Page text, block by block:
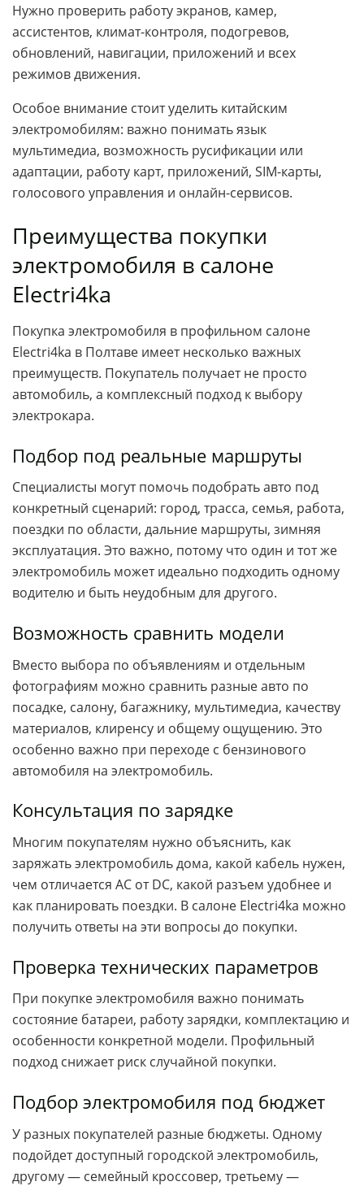
Нужно проверить работу экранов, камер,
ассистентов, климат-контроля, подогревов,
обновлений, навигации, приложений и всех
режимов движения.
Особое внимание стоит уделить китайским
электромобилям: важно понимать язык
мультимедиа, возможность русификации или
адаптации, работу карт, приложений, SIM-карты,
голосового управления и онлайн-сервисов.
Преимущества покупки
электромобиля в салоне
Electri4ka
Покупка электромобиля в профильном салоне
Electri4ka в Полтаве имеет несколько важных
преимуществ. Покупатель получает не просто
автомобиль, а комплексный подход к выбору
электрокара.
Подбор под реальные маршруты
Специалисты могут помочь подобрать авто под
конкретный сценарий: город, трасса, семья, работа,
поездки по области, дальние маршруты, зимняя
эксплуатация. Это важно, потому что один и тот же
электромобиль может идеально подходить одному
водителю и быть неудобным для другого.
Возможность сравнить модели
Вместо выбора по объявлениям и отдельным
фотографиям можно сравнить разные авто по
посадке, салону, багажнику, мультимедиа, качеству
материалов, клиренсу и общему ощущению. Это
особенно важно при переходе с бензинового
автомобиля на электромобиль.
Консультация по зарядке
Многим покупателям нужно объяснить, как
заряжать электромобиль дома, какой кабель нужен,
чем отличается AC от DC, какой разъем удобнее и
как планировать поездки. В салоне Electri4ka можно
получить ответы на эти вопросы до покупки.
Проверка технических параметров
При покупке электромобиля важно понимать
состояние батареи, работу зарядки, комплектацию и
особенности конкретной модели. Профильный
подход снижает риск случайной покупки.
Подбор электромобиля под бюджет
У разных покупателей разные бюджеты. Одному
подойдет доступный городской электромобиль,
другому — семейный кроссовер, третьему —